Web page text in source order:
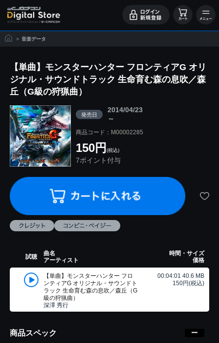
> 音楽データ
【単曲】モンスターハンター フロンティアG オリ
ジナル・サウンドトラック 生命育む森の息吹／森
丘（G級の狩猟曲）
発売日
2014/04/23
～
商品コード：M00002285
150円 (税込)
7ポイント付与
試聴
曲名
アーティスト
時間・サイズ
価格
【単曲】モンスターハンター フロ
ンティアG オリジナル・サウンドト
ラック 生命育む森の息吹／森丘（G
級の狩猟曲）
深澤 秀行
00:04:01 40.6 MB
150円(税込)
商品スペック